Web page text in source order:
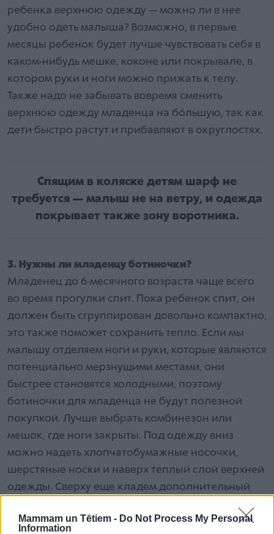
Mammam un Tētiem - Do Not Process My Personal
Information
ребенка верхнюю одежду — можно ли в нее
удобно одеть малыша? Возможно, в первые
месяцы ребенок будет лучше чувствовать себя в
каком-нибудь мешке, коконе или покрывале, в
котором руки и ноги можно прижать к телу.
Также надо не забывать вовремя сменить
верхнюю одежду младенца на бо́льшую, так как
дети быстро растут и прибавляют в округлостях.
Спящим в коляске детям шарф не
требуется — малыш не на ветру, и одежда
покрывает также зону воротника.
3. Нужны ли младенцу ботиночки?
Младенец до 6-месячного возраста чаще всего
во время прогулки спит. Пока ребенок спит, он
должен быть сгруппирован довольно компактно,
это также поможет сохранить тепло. Если мы
малышу отделяем ноги и руки, которые являются
потенциально мерзнущими местами, они
быстрее становятся холодными, поэтому
ботиночки для младенца не будут полезной
покупкой. Лучше выбрать комбинезон или
мешок, где ноги закрыты. Под одежду вниз
можно надеть хлопчатобумажные носочки,
шерстяные носки и наверх теплый слой верхней
одежды. Сверху еще кладем дополнительный
вырос из комбинезона с закрытыми ступнями,